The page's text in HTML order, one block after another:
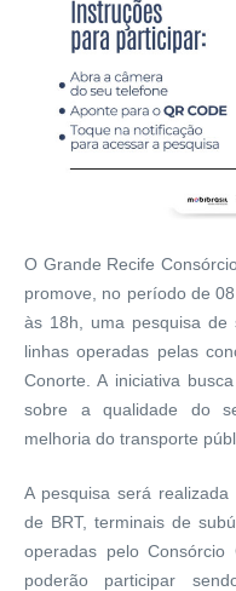
O Grande Recife
promove, no período de
às 18h, uma pesquisa de
linhas operadas pelas
Conorte. A iniciativa
sobre a qualidade do
melhoria do transporte
A pesquisa será
de BRT, terminais de
operadas pelo
poderão participar